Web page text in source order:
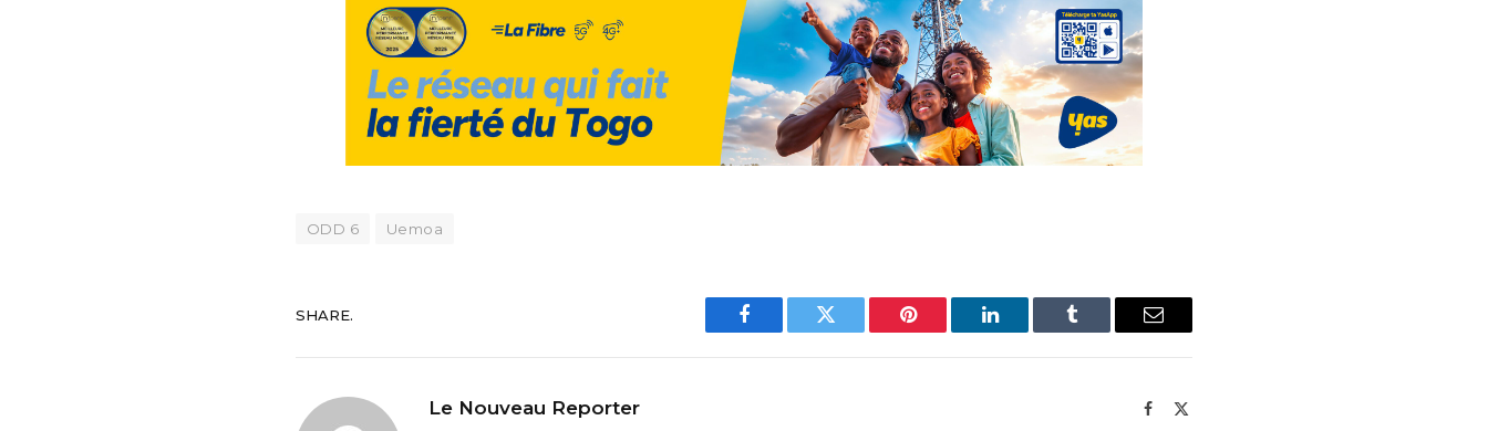
ODD 6 Uemoa
SHARE.
Facebook Twitter Pinterest LinkedIn Tumblr Email
Le Nouveau Reporter Facebook